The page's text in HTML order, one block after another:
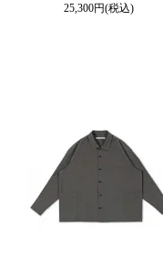
25,300円(税込)